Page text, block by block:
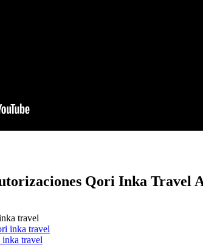
Qori Inka Travel